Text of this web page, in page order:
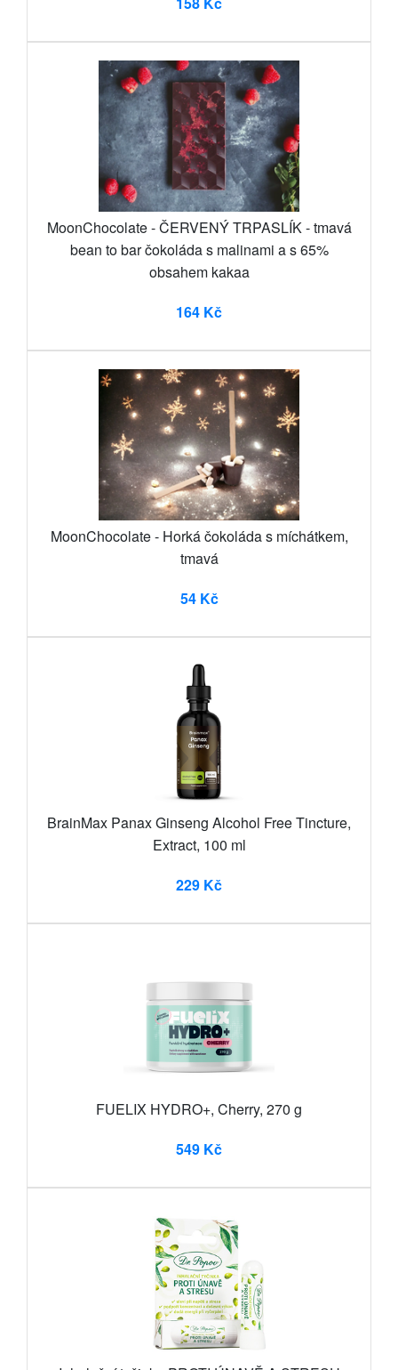
MoonChocolate - ČERVENÝ TRPASLÍK - tmavá
bean to bar čokoláda s malinami a s 65%
obsahem kakaa
164 Kč
MoonChocolate - Horká čokoláda s míchátkem,
tmavá
54 Kč
BrainMax Panax Ginseng Alcohol Free Tincture,
Extract, 100 ml
229 Kč
FUELIX HYDRO+, Cherry, 270 g
549 Kč